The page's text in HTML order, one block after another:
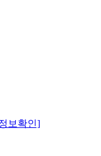
보확인]